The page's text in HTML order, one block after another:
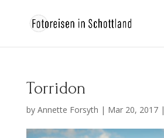
Torridon
by Annette Forsyth | Mar 20, 2017|